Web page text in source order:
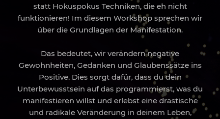
statt Hokuspokus Techniken, die eh nicht
funktionieren! Im diesem Workshop sprechen wir
über die Grundlagen der Manifestation.
Das bedeutet, wir verändern negative
Gewohnheiten, Gedanken und Glaubenssätze ins
Positive. Dies sorgt dafür, dass du dein
Unterbewusstsein auf das programmierst, was du
manifestieren willst und erlebst eine drastische
und radikale Veränderung in deinem Leben,